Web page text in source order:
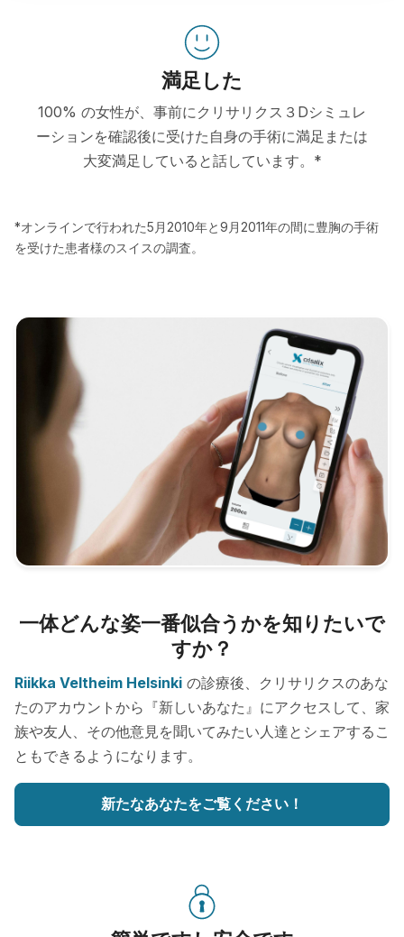
満足した
100% の女性が、事前にクリサリクス３Dシミュレ
ーションを確認後に受けた自身の手術に満足または
大変満足していると話しています。*
*オンラインで行われた5月2010年と9月2011年の間に豊胸の手術
を受けた患者様のスイスの調査。
一体どんな姿一番似合うかを知りたいで
すか？
Riikka Veltheim Helsinki の診療後、クリサリクスのあな
たのアカウントから『新しいあなた』にアクセスして、家
族や友人、その他意見を聞いてみたい人達とシェアするこ
ともできるようになります。
新たなあなたをご覧ください！